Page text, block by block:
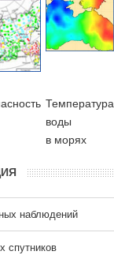
Температура
воды
в морях
наблюдений
спутников